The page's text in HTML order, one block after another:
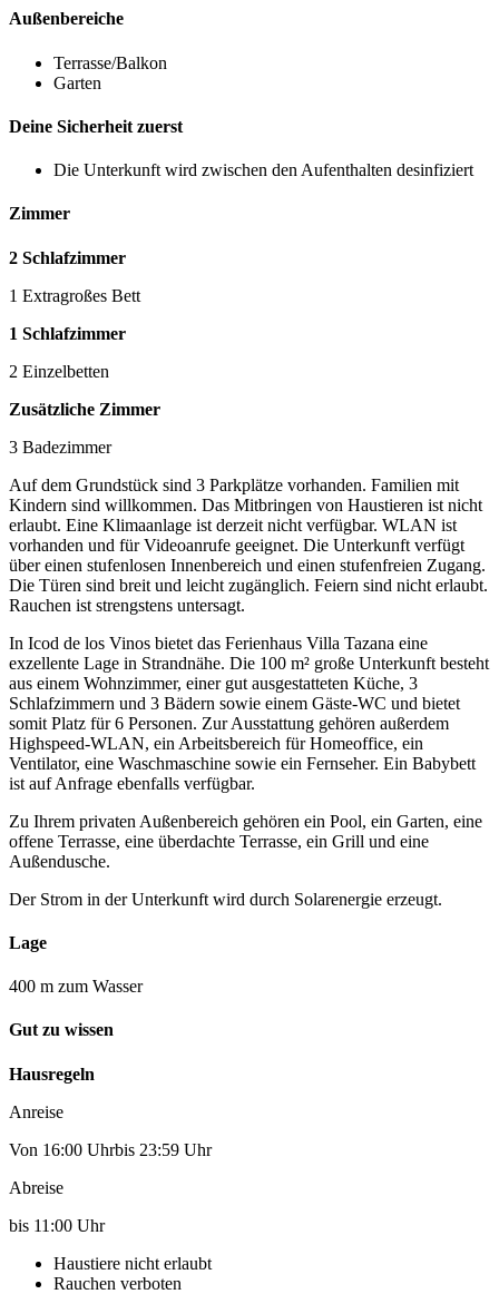
Außenbereiche
Terrasse/Balkon
Garten
Deine Sicherheit zuerst
Die Unterkunft wird zwischen den Aufenthalten desinfiziert
Zimmer
2 Schlafzimmer
1 Extragroßes Bett
1 Schlafzimmer
2 Einzelbetten
Zusätzliche Zimmer
3 Badezimmer
Auf dem Grundstück sind 3 Parkplätze vorhanden. Familien mit
Kindern sind willkommen. Das Mitbringen von Haustieren ist nicht
erlaubt. Eine Klimaanlage ist derzeit nicht verfügbar. WLAN ist
vorhanden und für Videoanrufe geeignet. Die Unterkunft verfügt
über einen stufenlosen Innenbereich und einen stufenfreien Zugang.
Die Türen sind breit und leicht zugänglich. Feiern sind nicht erlaubt.
Rauchen ist strengstens untersagt.
In Icod de los Vinos bietet das Ferienhaus Villa Tazana eine
exzellente Lage in Strandnähe. Die 100 m² große Unterkunft besteht
aus einem Wohnzimmer, einer gut ausgestatteten Küche, 3
Schlafzimmern und 3 Bädern sowie einem Gäste-WC und bietet
somit Platz für 6 Personen. Zur Ausstattung gehören außerdem
Highspeed-WLAN, ein Arbeitsbereich für Homeoffice, ein
Ventilator, eine Waschmaschine sowie ein Fernseher. Ein Babybett
ist auf Anfrage ebenfalls verfügbar.
Zu Ihrem privaten Außenbereich gehören ein Pool, ein Garten, eine
offene Terrasse, eine überdachte Terrasse, ein Grill und eine
Außendusche.
Der Strom in der Unterkunft wird durch Solarenergie erzeugt.
Lage
400 m zum Wasser
Gut zu wissen
Hausregeln
Anreise
Von 16:00 Uhrbis 23:59 Uhr
Abreise
bis 11:00 Uhr
Haustiere nicht erlaubt
Rauchen verboten